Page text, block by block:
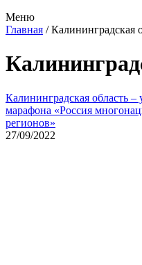
Меню
Главная /Калининградская
Калининградская область –
марафона «Россия
регионов»
27/09/2022